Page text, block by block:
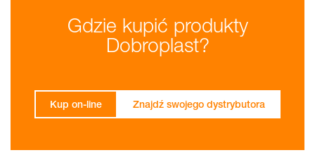
Gdzie kupić produkty
Dobroplast?
Kup on-line Znajdź swojego dystrybutora